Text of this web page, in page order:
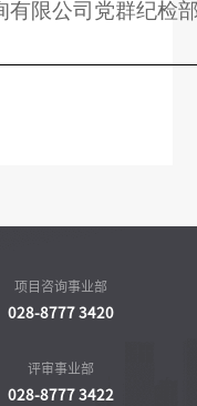
有限公司党群纪检
项目咨询事业部
028-8777 3420
评审事业部
028-8777 3422